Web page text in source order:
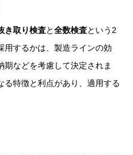
き取り検査と全数検査という2
用するかは、製造ラインの効
などを考慮して決定されま
る特徴と利点があり、適用する